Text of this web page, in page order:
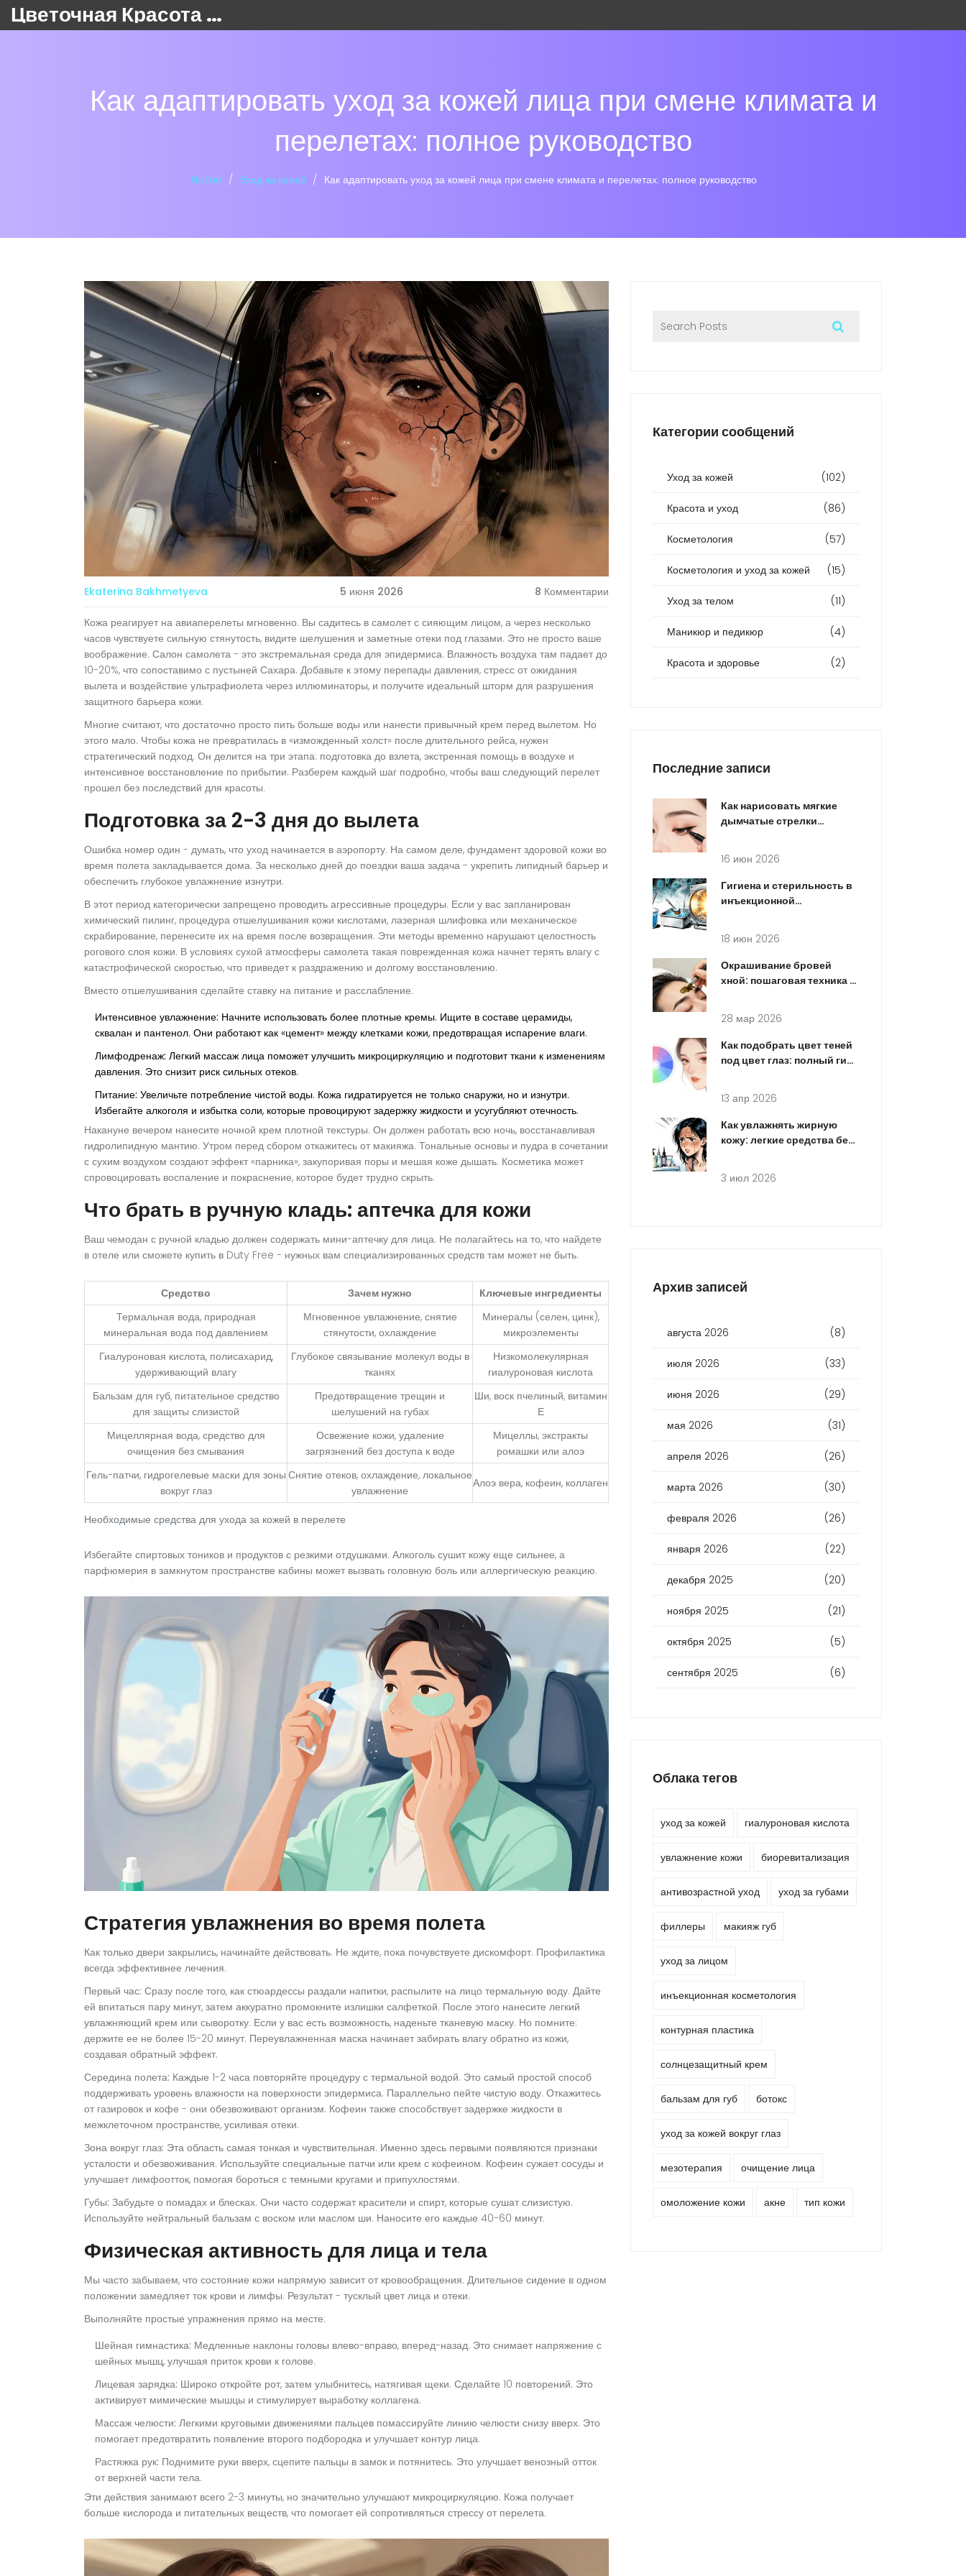
Цветочная Красота 24
Как адаптировать уход за кожей лица при смене климата и
перелетах: полное руководство
Home Уход за кожей Как адаптировать уход за кожей лица при смене климата и перелетах: полное руководство
Ekaterina Bakhmetyeva 5 июня 2026 8 Комментарии
Кожа реагирует на авиаперелеты мгновенно. Вы садитесь в самолет с сияющим лицом, а через несколько
часов чувствуете сильную стянутость, видите шелушения и заметные отеки под глазами. Это не просто ваше
воображение. Салон самолета - это экстремальная среда для эпидермиса. Влажность воздуха там падает до
10-20%, что сопоставимо с пустыней Сахара. Добавьте к этому перепады давления, стресс от ожидания
вылета и воздействие ультрафиолета через иллюминаторы, и получите идеальный шторм для разрушения
защитного барьера кожи.
Многие считают, что достаточно просто пить больше воды или нанести привычный крем перед вылетом. Но
этого мало. Чтобы кожа не превратилась в «изможденный холст» после длительного рейса, нужен
стратегический подход. Он делится на три этапа: подготовка до взлета, экстренная помощь в воздухе и
интенсивное восстановление по прибытии. Разберем каждый шаг подробно, чтобы ваш следующий перелет
прошел без последствий для красоты.
Подготовка за 2-3 дня до вылета
Ошибка номер один - думать, что уход начинается в аэропорту. На самом деле, фундамент здоровой кожи во
время полета закладывается дома. За несколько дней до поездки ваша задача - укрепить липидный барьер и
обеспечить глубокое увлажнение изнутри.
В этот период категорически запрещено проводить агрессивные процедуры. Если у вас запланирован
химический пилинг, процедура отшелушивания кожи кислотами, лазерная шлифовка или механическое
скрабирование, перенесите их на время после возвращения. Эти методы временно нарушают целостность
рогового слоя кожи. В условиях сухой атмосферы самолета такая поврежденная кожа начнет терять влагу с
катастрофической скоростью, что приведет к раздражению и долгому восстановлению.
Вместо отшелушивания сделайте ставку на питание и расслабление:
Интенсивное увлажнение: Начните использовать более плотные кремы. Ищите в составе церамиды,
сквалан и пантенол. Они работают как «цемент» между клетками кожи, предотвращая испарение влаги.
Лимфодренаж: Легкий массаж лица поможет улучшить микроциркуляцию и подготовит ткани к изменениям
давления. Это снизит риск сильных отеков.
Питание: Увеличьте потребление чистой воды. Кожа гидратируется не только снаружи, но и изнутри.
Избегайте алкоголя и избытка соли, которые провоцируют задержку жидкости и усугубляют отечность.
Накануне вечером нанесите ночной крем плотной текстуры. Он должен работать всю ночь, восстанавливая
гидролипидную мантию. Утром перед сбором откажитесь от макияжа. Тональные основы и пудра в сочетании
с сухим воздухом создают эффект «парника», закупоривая поры и мешая коже дышать. Косметика может
спровоцировать воспаление и покраснение, которое будет трудно скрыть.
Что брать в ручную кладь: аптечка для кожи
Ваш чемодан с ручной кладью должен содержать мини-аптечку для лица. Не полагайтесь на то, что найдете
в отеле или сможете купить в Duty Free - нужных вам специализированных средств там может не быть.
Необходимые средства для ухода за кожей в перелете
Средство Зачем нужно
Ключевые ингредиенты
Термальная вода, природная
минеральная вода под давлением
Мгновенное увлажнение, снятие
стянутости, охлаждение
Минералы (селен, цинк),
микроэлементы
Гиалуроновая кислота, полисахарид,
удерживающий влагу
Глубокое связывание молекул воды в
тканях
Низкомолекулярная
гиалуроновая кислота
Бальзам для губ, питательное средство
для защиты слизистой
Предотвращение трещин и
шелушений на губах
Ши, воск пчелиный, витамин
Е
Мицеллярная вода, средство для
очищения без смывания
Освежение кожи, удаление
загрязнений без доступа к воде
Мицеллы, экстракты
ромашки или алоэ
Гель-патчи, гидрогелевые маски для зоны
вокруг глаз
Снятие отеков, охлаждение, локальное
увлажнение
Алоэ вера, кофеин, коллаген
Избегайте спиртовых тоников и продуктов с резкими отдушками. Алкоголь сушит кожу еще сильнее, а
парфюмерия в замкнутом пространстве кабины может вызвать головную боль или аллергическую реакцию.
Стратегия увлажнения во время полета
Как только двери закрылись, начинайте действовать. Не ждите, пока почувствуете дискомфорт. Профилактика
всегда эффективнее лечения.
Первый час: Сразу после того, как стюардессы раздали напитки, распылите на лицо термальную воду. Дайте
ей впитаться пару минут, затем аккуратно промокните излишки салфеткой. После этого нанесите легкий
увлажняющий крем или сыворотку. Если у вас есть возможность, наденьте тканевую маску. Но помните:
держите ее не более 15-20 минут. Переувлажненная маска начинает забирать влагу обратно из кожи,
создавая обратный эффект.
Середина полета: Каждые 1-2 часа повторяйте процедуру с термальной водой. Это самый простой способ
поддерживать уровень влажности на поверхности эпидермиса. Параллельно пейте чистую воду. Откажитесь
от газировок и кофе - они обезвоживают организм. Кофеин также способствует задержке жидкости в
межклеточном пространстве, усиливая отеки.
Зона вокруг глаз: Эта область самая тонкая и чувствительная. Именно здесь первыми появляются признаки
усталости и обезвоживания. Используйте специальные патчи или крем с кофеином. Кофеин сужает сосуды и
улучшает лимфоотток, помогая бороться с темными кругами и припухлостями.
Губы: Забудьте о помадах и блесках. Они часто содержат красители и спирт, которые сушат слизистую.
Используйте нейтральный бальзам с воском или маслом ши. Наносите его каждые 40-60 минут.
Физическая активность для лица и тела
Мы часто забываем, что состояние кожи напрямую зависит от кровообращения. Длительное сидение в одном
положении замедляет ток крови и лимфы. Результат - тусклый цвет лица и отеки.
Выполняйте простые упражнения прямо на месте:
Шейная гимнастика: Медленные наклоны головы влево-вправо, вперед-назад. Это снимает напряжение с
шейных мышц, улучшая приток крови к голове.
Лицевая зарядка: Широко откройте рот, затем улыбнитесь, натягивая щеки. Сделайте 10 повторений. Это
активирует мимические мышцы и стимулирует выработку коллагена.
Массаж челюсти: Легкими круговыми движениями пальцев помассируйте линию челюсти снизу вверх. Это
помогает предотвратить появление второго подбородка и улучшает контур лица.
Растяжка рук: Поднимите руки вверх, сцепите пальцы в замок и потянитесь. Это улучшает венозный отток
от верхней части тела.
Эти действия занимают всего 2-3 минуты, но значительно улучшают микроциркуляцию. Кожа получает
больше кислорода и питательных веществ, что помогает ей сопротивляться стрессу от перелета.
Категории сообщений
Уход за кожей (102)
Красота и уход (86)
Косметология (57)
Косметология и уход за кожей (15)
Уход за телом (11)
Маникюр и педикюр (4)
Красота и здоровье (2)
Последние записи
Как нарисовать мягкие
дымчатые стрелки
туториал
16 июн 2026
Гигиена и стерильность в
инъекционной
обеспечивает
безопасность
18 июн 2026
Окрашивание бровей
хной: пошаговая техника и
процедуры в 2026 году
28 мар 2026
Как подобрать цвет теней
под цвет глаз: полный гид
13 апр 2026
Как увлажнять жирную
кожу: легкие средства без
3 июл 2026
Архив записей
августа 2026 (8)
июля 2026 (33)
июня 2026 (29)
мая 2026 (31)
апреля 2026 (26)
марта 2026 (30)
февраля 2026 (26)
января 2026 (22)
декабря 2025 (20)
ноября 2025 (21)
октября 2025 (5)
сентября 2025 (6)
Облака тегов
уход за кожей гиалуроновая кислота
увлажнение кожи биоревитализация
антивозрастной уход уход за губами
филлеры макияж губ
уход за лицом
инъекционная косметология
контурная пластика
солнцезащитный крем
бальзам для губ ботокс
уход за кожей вокруг глаз
мезотерапия очищение лица
омоложение кожи акне тип кожи